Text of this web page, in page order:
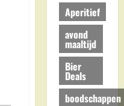
Aperitief
avond
maaltijd
Bier
Deals
boodschappen